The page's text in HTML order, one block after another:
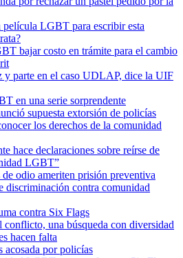
LGBT para escribir esta
bajar costo en trámite para el cambio
y parte en el caso UDLAP, dice la UIF
en una serie sorprendente
supuesta extorsión de policías
los derechos de la comunidad
hace declaraciones sobre reírse de
LGBT”
odio ameriten prisión preventiva
discriminación contra comunidad
contra Six Flags
conflicto, una búsqueda con diversidad
hacen falta
por policías